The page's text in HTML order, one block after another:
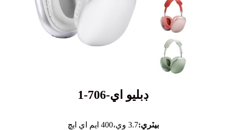
ڊبليو اي-706-1
بيٽري:3.7 وي، 400 ايم اي ايڇ